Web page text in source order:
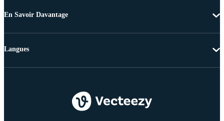
En Savoir Davantage
Langues